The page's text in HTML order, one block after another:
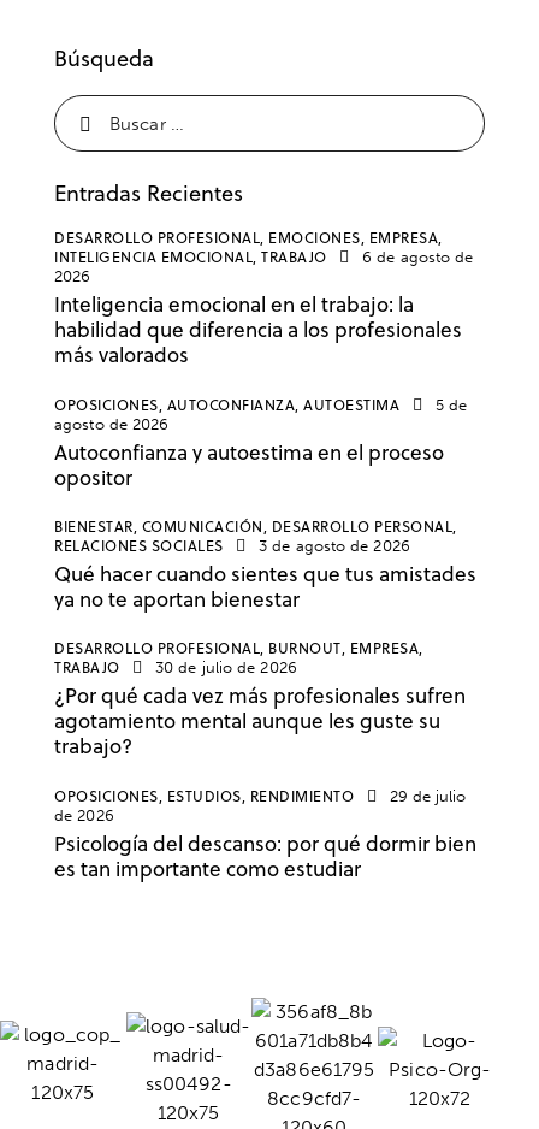
Búsqueda
Entradas Recientes
DESARROLLO PROFESIONAL, EMOCIONES, EMPRESA,
INTELIGENCIA EMOCIONAL, TRABAJO
6 de agosto de
2026
Inteligencia emocional en el trabajo: la
habilidad que diferencia a los profesionales
más valorados
OPOSICIONES, AUTOCONFIANZA, AUTOESTIMA
5 de
agosto de 2026
Autoconfianza y autoestima en el proceso
opositor
BIENESTAR, COMUNICACIÓN, DESARROLLO PERSONAL,
RELACIONES SOCIALES
3 de agosto de 2026
Qué hacer cuando sientes que tus amistades
ya no te aportan bienestar
DESARROLLO PROFESIONAL, BURNOUT, EMPRESA,
TRABAJO
30 de julio de 2026
¿Por qué cada vez más profesionales sufren
agotamiento mental aunque les guste su
trabajo?
OPOSICIONES, ESTUDIOS, RENDIMIENTO
29 de julio
de 2026
Psicología del descanso: por qué dormir bien
es tan importante como estudiar